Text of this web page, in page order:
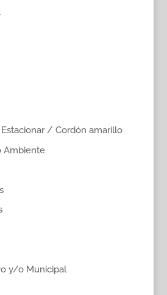
/ Cordón amarillo
Ambiente
y/o Municipal